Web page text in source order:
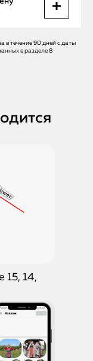
гарантией
сенсора,
в течение 90 дней с даты
в разделе 8
15, 14,